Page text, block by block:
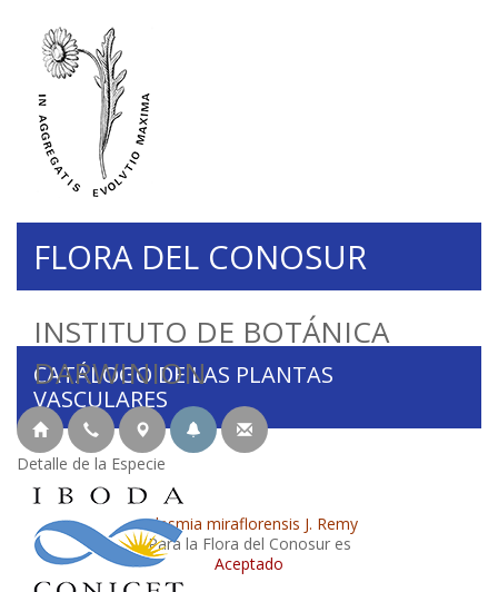
INSTITUTO DE BOTÁNICA
DARWINION
FLORA DEL CONOSUR
CATÁLOGO DE LAS PLANTAS
VASCULARES
Detalle de la Especie
Adesmia miraflorensis J. Remy
Para la Flora del Conosur es
Aceptado